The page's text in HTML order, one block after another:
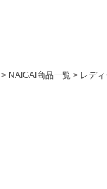
NAIGAI商品一覧 レディ